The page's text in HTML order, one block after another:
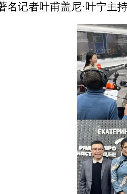
名记者叶甫盖尼·叶宁主